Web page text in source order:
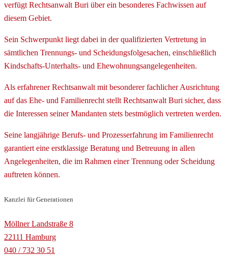
verfügt Rechtsanwalt Buri über ein besonderes Fachwissen auf
diesem Gebiet.
Sein Schwerpunkt liegt dabei in der qualifizierten Vertretung in
sämtlichen Trennungs- und Scheidungsfolgesachen, einschließlich
Kindschafts-Unterhalts- und Ehewohnungsangelegenheiten.
Als erfahrener Rechtsanwalt mit besonderer fachlicher Ausrichtung
auf das Ehe- und Familienrecht stellt Rechtsanwalt Buri sicher, dass
die Interessen seiner Mandanten stets bestmöglich vertreten werden.
Seine langjährige Berufs- und Prozesserfahrung im Familienrecht
garantiert eine erstklassige Beratung und Betreuung in allen
Angelegenheiten, die im Rahmen einer Trennung oder Scheidung
auftreten können.
Kanzlei für Generationen
Möllner Landstraße 8
22111 Hamburg
040 / 732 30 51